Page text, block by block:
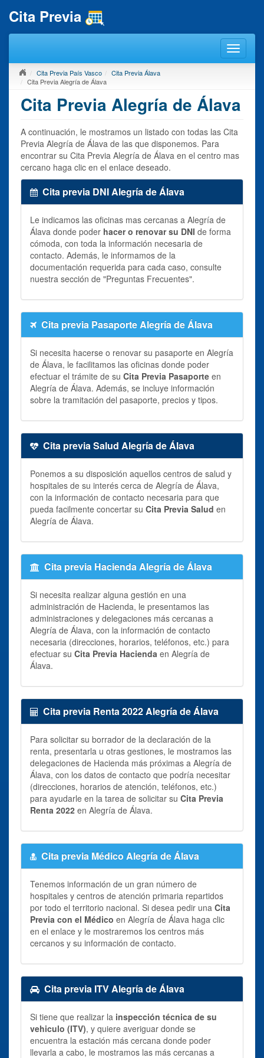
Cita Previa
Cita Previa País Vasco
Cita Previa Álava
Cita Previa Alegría de Álava
Cita Previa Alegría de Álava
A continuación, le mostramos un listado con todas las Cita
Previa Alegría de Álava de las que disponemos. Para
encontrar su Cita Previa Alegría de Álava en el centro mas
cercano haga clic en el enlace deseado.
Cita previa DNI Alegría de Álava
Le indicamos las oficinas mas cercanas a Alegría de
Álava donde poder hacer o renovar su DNI de forma
cómoda, con toda la información necesaria de
contacto. Además, le informamos de la
documentación requerida para cada caso, consulte
nuestra sección de "Preguntas Frecuentes".
Cita previa Pasaporte Alegría de Álava
Si necesita hacerse o renovar su pasaporte en Alegría
de Álava, le facilitamos las oficinas donde poder
efectuar el trámite de su Cita Previa Pasaporte en
Alegría de Álava. Además, se incluye información
sobre la tramitación del pasaporte, precios y tipos.
Cita previa Salud Alegría de Álava
Ponemos a su disposición aquellos centros de salud y
hospitales de su interés cerca de Alegría de Álava,
con la información de contacto necesaria para que
pueda facilmente concertar su Cita Previa Salud en
Alegría de Álava.
Cita previa Hacienda Alegría de Álava
Si necesita realizar alguna gestión en una
administración de Hacienda, le presentamos las
administraciones y delegaciones más cercanas a
Alegría de Álava, con la información de contacto
necesaria (direcciones, horarios, teléfonos, etc.) para
efectuar su Cita Previa Hacienda en Alegría de
Álava.
Cita previa Renta 2022 Alegría de Álava
Para solicitar su borrador de la declaración de la
renta, presentarla u otras gestiones, le mostramos las
delegaciones de Hacienda más próximas a Alegría de
Álava, con los datos de contacto que podría necesitar
(direcciones, horarios de atención, teléfonos, etc.)
para ayudarle en la tarea de solicitar su Cita Previa
Renta 2022 en Alegría de Álava.
Cita previa Médico Alegría de Álava
Tenemos información de un gran número de
hospitales y centros de atención primaria repartidos
por todo el territorio nacional. Si desea pedir una Cita
Previa con el Médico en Alegría de Álava haga clic
en el enlace y le mostraremos los centros más
cercanos y su información de contacto.
Cita previa ITV Alegría de Álava
Si tiene que realizar la inspección técnica de su
vehiculo (ITV), y quiere averiguar donde se
encuentra la estación más cercana donde poder
llevarla a cabo, le mostramos las más cercanas a